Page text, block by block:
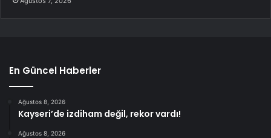
En Güncel Haberler
Ağustos 8, 2026
Kayseri’de izdiham değil, rekor vardı!
Ağustos 8, 2026